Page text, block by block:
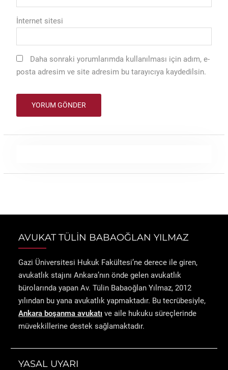
İnternet sitesi
Daha sonraki yorumlarımda kullanılması için adım, e-
posta adresim ve site adresim bu tarayıcıya kaydedilsin.
AVUKAT TÜLİN BABAOĞLAN YILMAZ
Gazi Üniversitesi Hukuk Fakültesi’ne derece ile giren,
avukatlık stajını Ankara’nın önde gelen avukatlık
bürolarında yapan Av. Tülin Babaoğlan Yılmaz, 2012
yılından bu yana avukatlık yapmaktadır. Bu tecrübesiyle,
Ankara boşanma avukatı ve aile hukuku süreçlerinde
müvekkillerine destek sağlamaktadır.
YASAL UYARI